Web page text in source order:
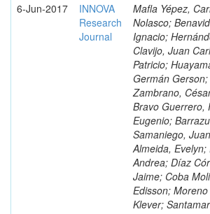
6-Jun-2017
INNOVA
Research
Journal
Mafla Yépez,
Nolasco;
Ignacio;
Clavijo, Juan
Patricio;
Germán
Zambrano,
Bravo Guerrero,
Eugenio;
Samaniego,
Almeida, Evelyn;
Andrea; Díaz
Jaime; Coba
Edisson;
Klever;